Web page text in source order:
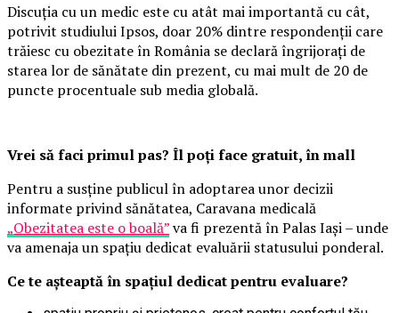
Discuția cu un medic este cu atât mai importantă cu cât,
potrivit studiului Ipsos, doar 20% dintre respondenții care
trăiesc cu obezitate în România se declară îngrijorați de
starea lor de sănătate din prezent, cu mai mult de 20 de
puncte procentuale sub media globală.
Vrei să faci primul pas? Îl poți face gratuit, în mall
Pentru a susține publicul în adoptarea unor decizii
informate privind sănătatea, Caravana medicală
„Obezitatea este o boală”va fi prezentă în Palas Iași – unde
va amenaja un spațiu dedicat evaluării statusului ponderal.
Ce te așteaptă în spațiul dedicat pentru evaluare?